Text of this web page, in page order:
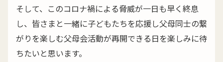
そして、このコロナ禍による脅威が一日も早く終息
し、皆さまと一緒に子どもたちを応援し父母同士の繋
がりを楽しむ父母会活動が再開できる日を楽しみに待
ちたいと思います。